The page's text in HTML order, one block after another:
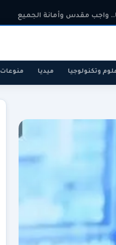
واجب مقدس وأمانة الجميع
وتكنولوجيا ميديا منوعات